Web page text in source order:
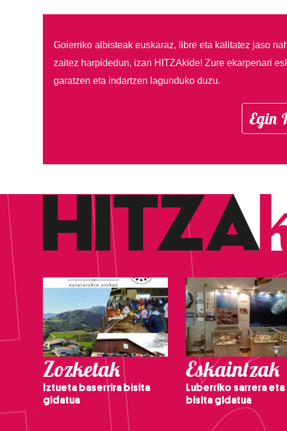
Goierriko albisteak euskaraz, libre eta kalitatez jaso
zaitez harpidedun, izan HITZAkide! Zure ekarpenari
garatzen eta indartzen lagunduko duzu.
Egin
Zozketak
Iztueta baserrira bisita
gidatua
Eskaintzak
Luberriko sarrera eta
bisita gidatua